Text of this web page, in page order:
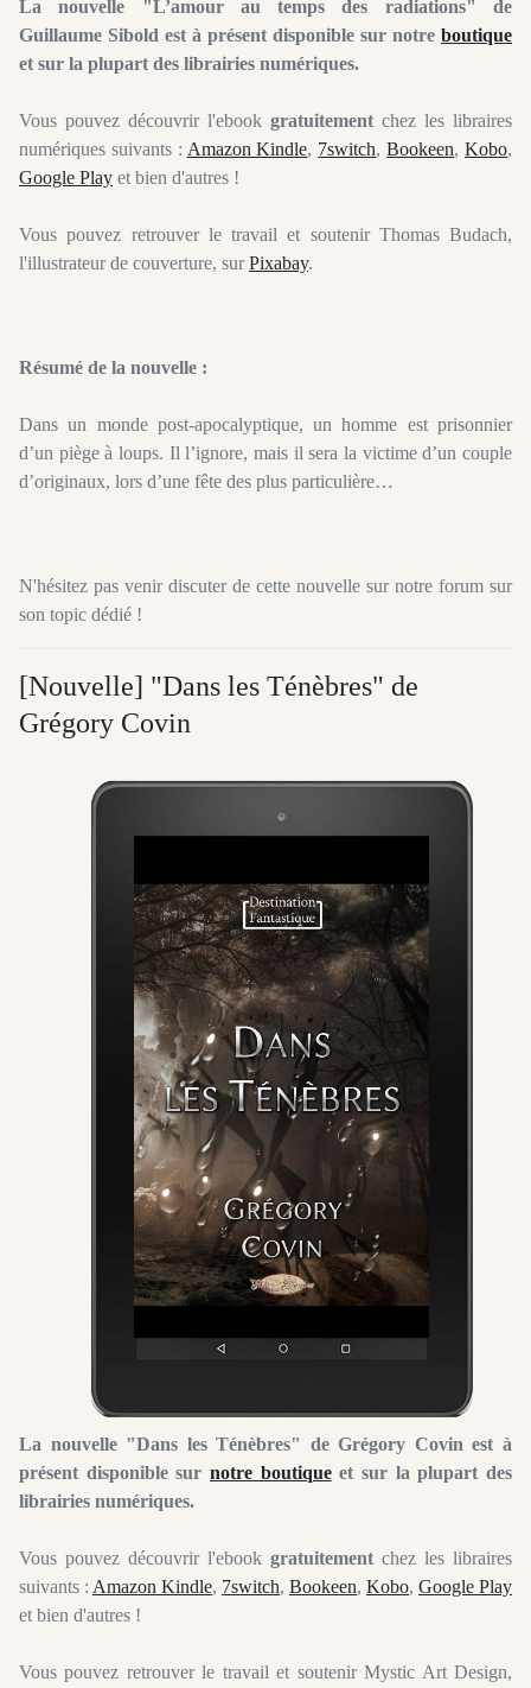
La nouvelle "L’amour au temps des radiations" de
Guillaume Sibold est à présent disponible sur notre boutique
et sur la plupart des librairies numériques.
Vous pouvez découvrir l'ebook gratuitement chez les libraires
numériques suivants : Amazon Kindle, 7switch,Bookeen,Kobo,
Google Play et bien d'autres !
Vous pouvez retrouver le travail et soutenir Thomas Budach,
l'illustrateur de couverture, surPixabay.
Résumé de la nouvelle :
Dans un monde post-apocalyptique, un homme est prisonnier
d’un piège à loups. Il l’ignore, mais il sera la victime d’un couple
d’originaux, lors d’une fête des plus particulière…
N'hésitez pas venir discuter de cette nouvelle sur notre forum sur
son topic dédié !
[Nouvelle] "Dans les Ténèbres" de
Grégory Covin
La nouvelle "Dans les Ténèbres" de Grégory Covin est à
présent disponible sur notre boutiqueet sur la plupart des
librairies numériques.
Vous pouvez découvrir l'ebook gratuitement chez les libraires
suivants : Amazon Kindle, 7switch, Bookeen, Kobo, Google Play
et bien d'autres !
Vous pouvez retrouver le travail et soutenir Mystic Art Design,